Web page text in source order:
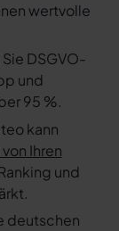
wertvolle
DSGVO-
und
95 %.
kann
Ihren
und
deutschen